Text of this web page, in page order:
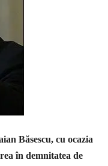
Băsescu, cu ocazia
în demnitatea de